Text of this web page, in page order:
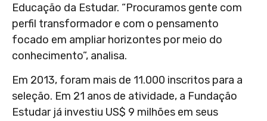
Educação da Estudar. “Procuramos gente com
perfil transformador e com o pensamento
focado em ampliar horizontes por meio do
conhecimento”, analisa.
Em 2013, foram mais de 11.000 inscritos para a
seleção. Em 21 anos de atividade, a Fundação
Estudar já investiu US$ 9 milhões em seus